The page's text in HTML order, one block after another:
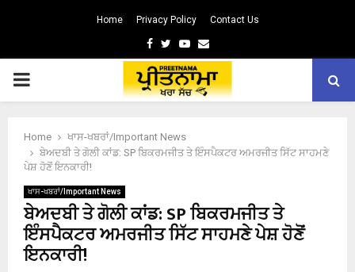
Home Privacy Policy Contact Us
Facebook
TwitterYoutube
Email
PRIMARY
Home
ਖਾਸ-ਖਬਰਾਂ/Important News
ਬੇਅਦਬੀ ਤੇ ਗੋਲੀ ਕਾਂਡ: SP ਬਿਕਰਮਜੀਤ ਤੇ ਇੰਸਪੈਕਟਰ ਅਮਰਜੀਤ ਸਿੱਟ ਸਾਹਮਣੇ
ਪੇਸ਼ ਹੋਣੋਂ ਇਨਕਾਰੀ!
ਖਾਸ-ਖਬਰਾਂ/Important News
ਬੇਅਦਬੀ ਤੇ ਗੋਲੀ ਕਾਂਡ: SP ਬਿਕਰਮਜੀਤ ਤੇ
ਇੰਸਪੈਕਟਰ ਅਮਰਜੀਤ ਸਿੱਟ ਸਾਹਮਣੇ ਪੇਸ਼ ਹੋਣੋਂ
ਇਨਕਾਰੀ!